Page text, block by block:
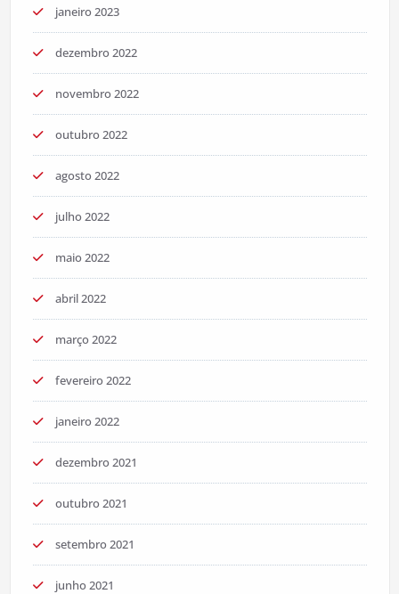
janeiro 2023
dezembro 2022
novembro 2022
outubro 2022
agosto 2022
julho 2022
maio 2022
abril 2022
março 2022
fevereiro 2022
janeiro 2022
dezembro 2021
outubro 2021
setembro 2021
junho 2021